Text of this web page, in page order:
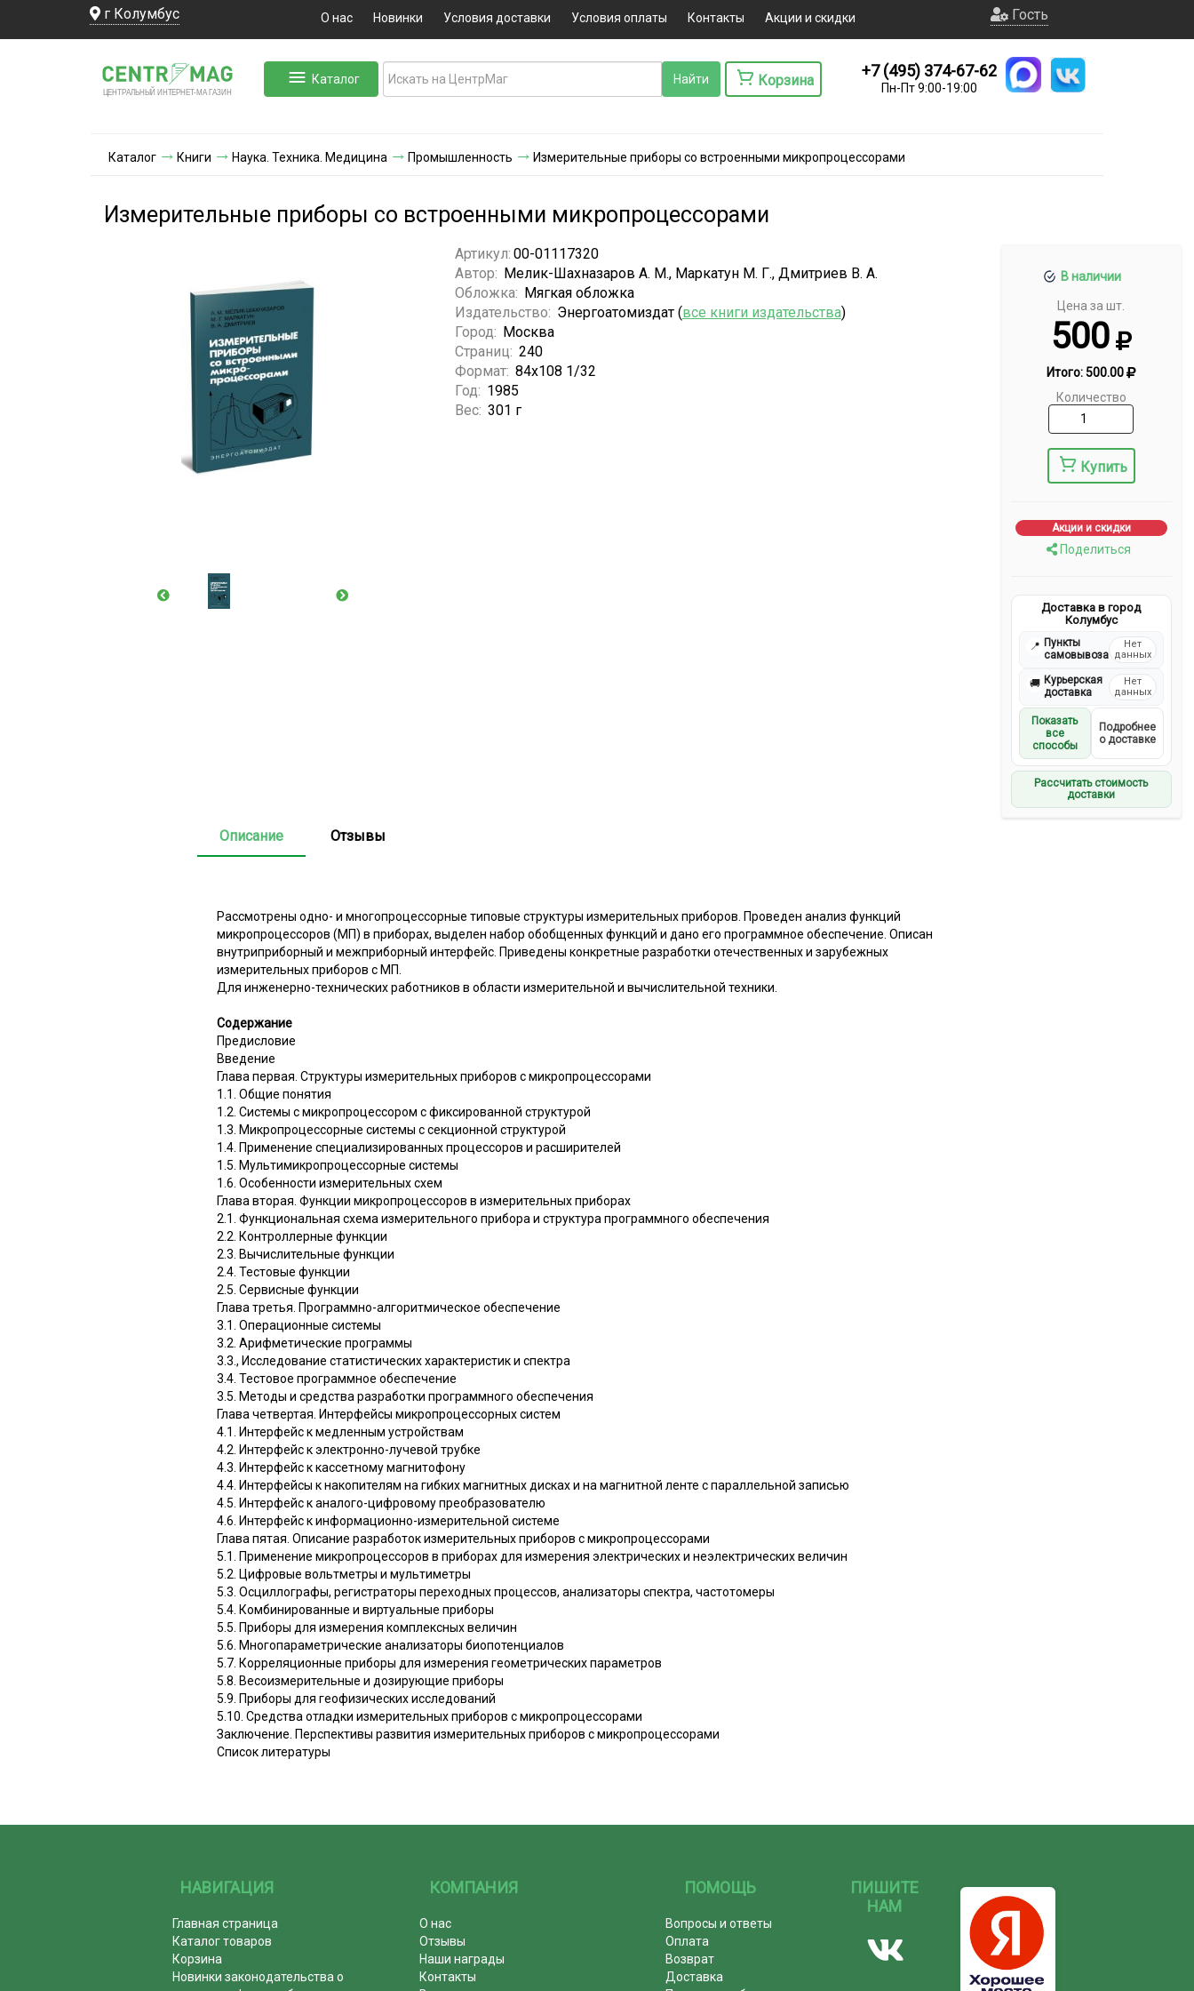
г Колумбус О нас Новинки Условия доставки Условия оплаты Контакты Акции и скидки Гость
ЦЕНТРАЛЬНЫЙ ИНТЕРНЕТ-МА ГАЗИН
Каталог Корзина
+7 (495) 374-67-62
Пн-Пт 9:00-19:00
Каталог Книги Наука. Техника. Медицина Промышленность Измерительные приборы со встроенными микропроцессорами
Измерительные приборы со встроенными микропроцессорами
В наличии
Цена за шт.
500
Итого:500.00
Количество
Купить
Акции и скидки
Поделиться
Доставка в город
Колумбус
📍 Пункты
самовывоза
Нет
данных
🚚 Курьерская
доставка
Нет
данных
Показать
все
способы
Подробнее
о доставке
Рассчитать стоимость
доставки
Артикул: 00-01117320
Автор: Мелик-Шахназаров А. М., Маркатун М. Г., Дмитриев В. А.
Обложка: Мягкая обложка
Издательство: Энергоатомиздат (все книги издательства)
Город: Москва
Страниц: 240
Формат: 84х108 1/32
Год: 1985
Вес: 301 г
Описание Отзывы
Рассмотрены одно- и многопроцессорные типовые структуры измерительных приборов. Проведен анализ функций
микропроцессоров (МП) в приборах, выделен набор обобщенных функций и дано его программное обеспечение. Описан
внутриприборный и межприборный интерфейс. Приведены конкретные разработки отечественных и зарубежных
измерительных приборов с МП.
Для инженерно-технических работников в области измерительной и вычислительной техники.
Содержание
Предисловие
Введение
Глава первая. Структуры измерительных приборов с микропроцессорами
1.1. Общие понятия
1.2. Системы с микропроцессором с фиксированной структурой
1.3. Микропроцессорные системы с секционной структурой
1.4. Применение специализированных процессоров и расширителей
1.5. Мультимикропроцессорные системы
1.6. Особенности измерительных схем
Глава вторая. Функции микропроцессоров в измерительных приборах
2.1. Функциональная схема измерительного прибора и структура программного обеспечения
2.2. Контроллерные функции
2.3. Вычислительные функции
2.4. Тестовые функции
2.5. Сервисные функции
Глава третья. Программно-алгоритмическое обеспечение
3.1. Операционные системы
3.2. Арифметические программы
3.3., Исследование статистических характеристик и спектра
3.4. Тестовое программное обеспечение
3.5. Методы и средства разработки программного обеспечения
Глава четвертая. Интерфейсы микропроцессорных систем
4.1. Интерфейс к медленным устройствам
4.2. Интерфейс к электронно-лучевой трубке
4.3. Интерфейс к кассетному магнитофону
4.4. Интерфейсы к накопителям на гибких магнитных дисках и на магнитной ленте с параллельной записью
4.5. Интерфейс к аналого-цифровому преобразователю
4.6. Интерфейс к информационно-измерительной системе
Глава пятая. Описание разработок измерительных приборов с микропроцессорами
5.1. Применение микропроцессоров в приборах для измерения электрических и неэлектрических величин
5.2. Цифровые вольтметры и мультиметры
5.3. Осциллографы, регистраторы переходных процессов, анализаторы спектра, частотомеры
5.4. Комбинированные и виртуальные приборы
5.5. Приборы для измерения комплексных величин
5.6. Многопараметрические анализаторы биопотенциалов
5.7. Корреляционные приборы для измерения геометрических параметров
5.8. Весоизмерительные и дозирующие приборы
5.9. Приборы для геофизических исследований
5.10. Средства отладки измерительных приборов с микропроцессорами
Заключение. Перспективы развития измерительных приборов с микропроцессорами
Список литературы
НАВИГАЦИЯ
Главная страница
Каталог товаров
Корзина
Новинки законодательства о
КОМПАНИЯ
О нас
Отзывы
Наши награды
Контакты
ПОМОЩЬ
Вопросы и ответы
Оплата
Возврат
Доставка
ПИШИТЕ
НАМ